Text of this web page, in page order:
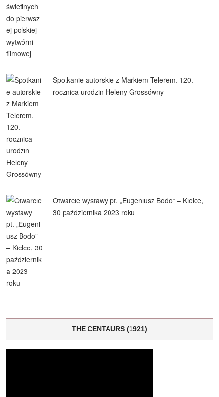
Spotkanie autorskie z Markiem Telerem. 120.
rocznica urodzin Heleny Grossówny
Otwarcie wystawy pt. „Eugeniusz Bodo” – Kielce,
30 października 2023 roku
THE CENTAURS (1921)